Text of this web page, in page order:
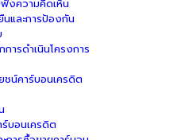
งความคิดเห็น
และการป้องกัน
การดำเนินโครงการ
ชน์คาร์บอนเครดิต
บอนเครดิต